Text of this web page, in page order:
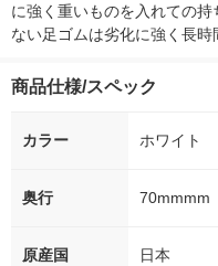
に強く重いものを入れての
ない足ゴムは劣化に強く長時
商品仕様/スペック
カラー ホワイト
奥行 70mmmm
原産国 日本